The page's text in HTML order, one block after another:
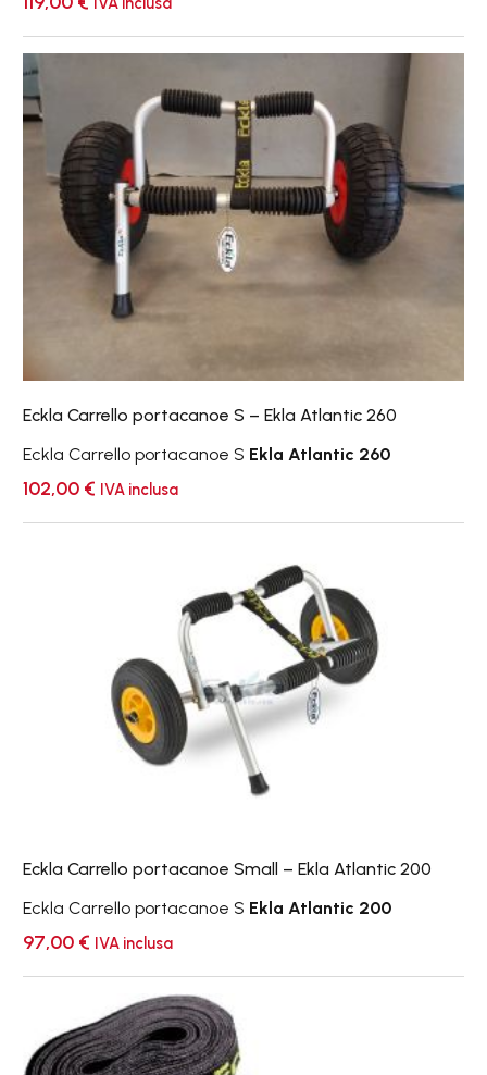
Carrello
portacanoe
S
–
Ekla
Eckla Carrello portacanoe S – Ekla Atlantic 260
Eckla Carrello portacanoe S Ekla Atlantic 260
102,00 € IVA inclusa
Carrello
portacanoe
Small
Ekla
Atlantic
200
Eckla Carrello portacanoe Small – Ekla Atlantic 200
Eckla Carrello portacanoe S Ekla Atlantic 200
97,00 € IVA inclusa